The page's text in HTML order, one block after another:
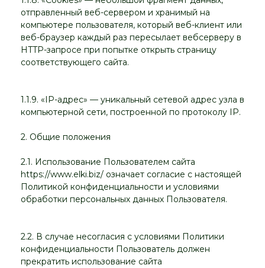
отправленный веб-сервером и хранимый на
компьютере пользователя, который веб-клиент или
веб-браузер каждый раз пересылает вебсерверу в
HTTP-запросе при попытке открыть страницу
соответствующего сайта.
1.1.9. «IP-адрес» — уникальный сетевой адрес узла в
компьютерной сети, построенной по протоколу IP.
2. Общие положения
2.1. Использование Пользователем сайта
https://www.elki.biz/ означает согласие с настоящей
Политикой конфиденциальности и условиями
обработки персональных данных Пользователя.
2.2. В случае несогласия с условиями Политики
конфиденциальности Пользователь должен
прекратить использование сайта